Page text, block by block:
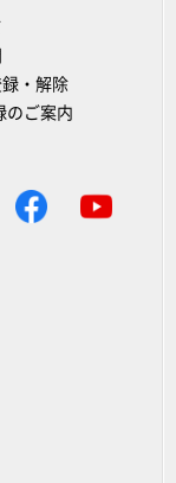
・解除
のご案内